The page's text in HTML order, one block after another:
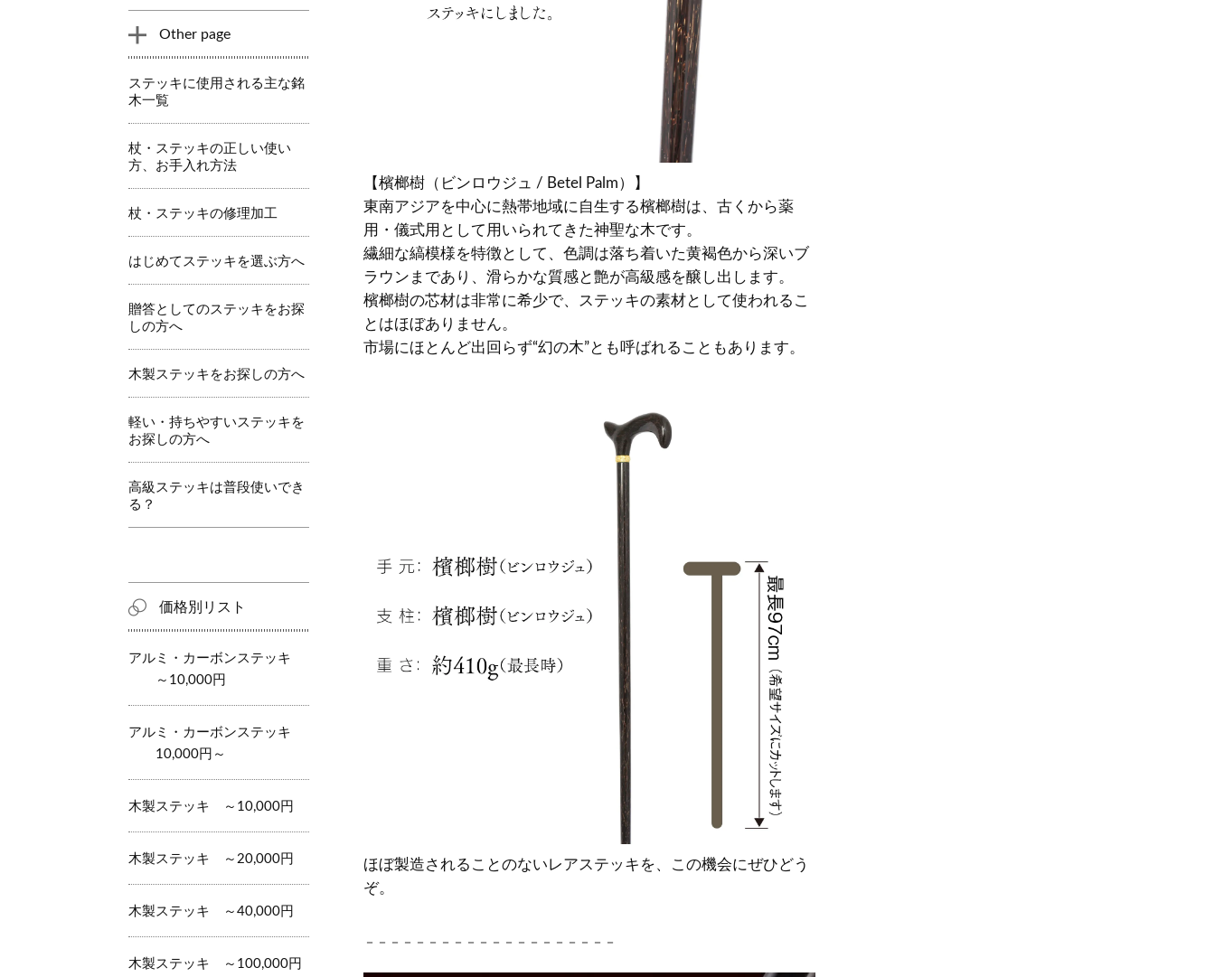
【檳榔樹（ビンロウジュ / Betel Palm）】
東南アジアを中心に熱帯地域に自生する檳榔樹は、古くから薬
用・儀式用として用いられてきた神聖な木です。
繊細な縞模様を特徴として、色調は落ち着いた黄褐色から深いブ
ラウンまであり、滑らかな質感と艶が高級感を醸し出します。
檳榔樹の芯材は非常に希少で、ステッキの素材として使われるこ
とはほぼありません。
市場にほとんど出回らず“幻の木”とも呼ばれることもあります。
ほぼ製造されることのないレアステッキを、この機会にぜひどう
ぞ。
－－－－－－－－－－－－－－－－－－－－
Other page
ステッキに使用される主な銘
木一覧
杖・ステッキの正しい使い
方、お手入れ方法
杖・ステッキの修理加工
はじめてステッキを選ぶ方へ
贈答としてのステッキをお探
しの方へ
木製ステッキをお探しの方へ
軽い・持ちやすいステッキを
お探しの方へ
高級ステッキは普段使いでき
る？
価格別リスト
アルミ・カーボンステッキ
～10,000円
アルミ・カーボンステッキ
10,000円～
木製ステッキ ～10,000円
木製ステッキ ～20,000円
木製ステッキ ～40,000円
木製ステッキ ～100,000円